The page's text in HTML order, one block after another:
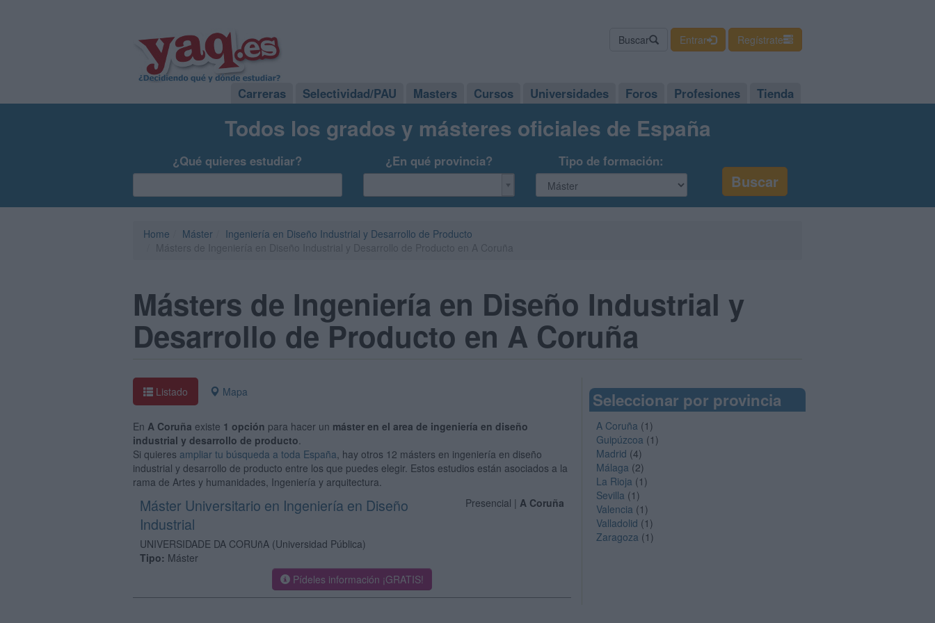
Buscar Entrar Regístrate
Carreras Selectividad/PAU Masters Cursos Universidades Foros Profesiones Tienda
Todos los grados y másteres oficiales de España
¿Qué quieres estudiar? ¿En qué provincia? Tipo de formación:
Home Máster
Ingeniería en Diseño Industrial y Desarrollo de Producto
Másters de Ingeniería en Diseño Industrial y
Desarrollo de Producto en A Coruña
Listado Mapa
En A Coruña existe 1 opción para hacer un máster en el area de ingeniería en diseño
industrial y desarrollo de producto.
Si quieres ampliar tu búsqueda a toda España, hay otros 12 másters en ingeniería en diseño
industrial y desarrollo de producto entre los que puedes elegir. Estos estudios están asociados a la
rama de Artes y humanidades, Ingeniería y arquitectura.
Presencial |A Coruña
Máster Universitario en Ingeniería en Diseño
Industrial
UNIVERSIDADE DA CORUñA (Universidad Pública)
Tipo: Máster
Pídeles información ¡GRATIS!
Seleccionar por provincia
A Coruña (1)
Guipúzcoa (1)
Madrid (4)
Málaga (2)
La Rioja (1)
Sevilla (1)
Valencia (1)
Valladolid (1)
Zaragoza (1)